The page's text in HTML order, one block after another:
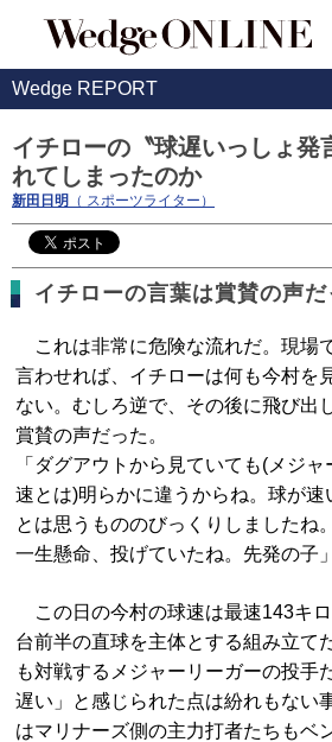
Wedge REPORT
イチローの〝球遅いっしょ発
れてしまったのか
新田日明 （ スポーツライター）
イチローの言葉は賞賛の声だ
これは非常に危険な流れだ。現場
言わせれば、イチローは何も今村を
ない。むしろ逆で、その後に飛び出
賞賛の声だった。
「ダグアウトから見ていても(メジ
速とは)明らかに違うからね。球が速
とは思うもののびっくりしましたね
一生懸命、投げていたね。先発の子」
この日の今村の球速は最速143キ
台前半の直球を主体とする組み立て
も対戦するメジャーリーガーの投手
遅い」と感じられた点は紛れもない
はマリナーズ側の主力打者たちもベ